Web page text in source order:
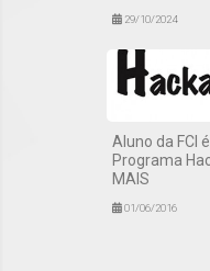
29/10/2024
Aluno da FCI
Programa
MAIS
01/06/2016